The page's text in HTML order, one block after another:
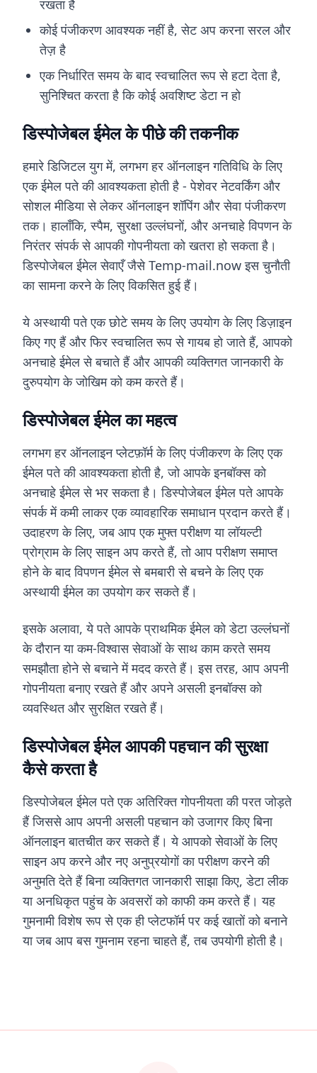
रखता है
कोई पंजीकरण आवश्यक नहीं है, सेट अप करना सरल और
तेज़ है
एक निर्धारित समय के बाद स्वचालित रूप से हटा देता है,
सुनिश्चित करता है कि कोई अवशिष्ट डेटा न हो
डिस्पोजेबल ईमेल के पीछे की तकनीक
हमारे डिजिटल युग में, लगभग हर ऑनलाइन गतिविधि के लिए
एक ईमेल पते की आवश्यकता होती है - पेशेवर नेटवर्किंग और
सोशल मीडिया से लेकर ऑनलाइन शॉपिंग और सेवा पंजीकरण
तक। हालाँकि, स्पैम, सुरक्षा उल्लंघनों, और अनचाहे विपणन के
निरंतर संपर्क से आपकी गोपनीयता को खतरा हो सकता है।
डिस्पोजेबल ईमेल सेवाएँ जैसे Temp-mail.now इस चुनौती
का सामना करने के लिए विकसित हुई हैं।
ये अस्थायी पते एक छोटे समय के लिए उपयोग के लिए डिज़ाइन
किए गए हैं और फिर स्वचालित रूप से गायब हो जाते हैं, आपको
अनचाहे ईमेल से बचाते हैं और आपकी व्यक्तिगत जानकारी के
दुरुपयोग के जोखिम को कम करते हैं।
डिस्पोजेबल ईमेल का महत्व
लगभग हर ऑनलाइन प्लेटफ़ॉर्म के लिए पंजीकरण के लिए एक
ईमेल पते की आवश्यकता होती है, जो आपके इनबॉक्स को
अनचाहे ईमेल से भर सकता है। डिस्पोजेबल ईमेल पते आपके
संपर्क में कमी लाकर एक व्यावहारिक समाधान प्रदान करते हैं।
उदाहरण के लिए, जब आप एक मुफ्त परीक्षण या लॉयल्टी
प्रोग्राम के लिए साइन अप करते हैं, तो आप परीक्षण समाप्त
होने के बाद विपणन ईमेल से बमबारी से बचने के लिए एक
अस्थायी ईमेल का उपयोग कर सकते हैं।
इसके अलावा, ये पते आपके प्राथमिक ईमेल को डेटा उल्लंघनों
के दौरान या कम-विश्वास सेवाओं के साथ काम करते समय
समझौता होने से बचाने में मदद करते हैं। इस तरह, आप अपनी
गोपनीयता बनाए रखते हैं और अपने असली इनबॉक्स को
व्यवस्थित और सुरक्षित रखते हैं।
डिस्पोजेबल ईमेल आपकी पहचान की सुरक्षा
कैसे करता है
डिस्पोजेबल ईमेल पते एक अतिरिक्त गोपनीयता की परत जोड़ते
हैं जिससे आप अपनी असली पहचान को उजागर किए बिना
ऑनलाइन बातचीत कर सकते हैं। ये आपको सेवाओं के लिए
साइन अप करने और नए अनुप्रयोगों का परीक्षण करने की
अनुमति देते हैं बिना व्यक्तिगत जानकारी साझा किए, डेटा लीक
या अनधिकृत पहुंच के अवसरों को काफी कम करते हैं। यह
गुमनामी विशेष रूप से एक ही प्लेटफॉर्म पर कई खातों को बनाने
या जब आप बस गुमनाम रहना चाहते हैं, तब उपयोगी होती है।